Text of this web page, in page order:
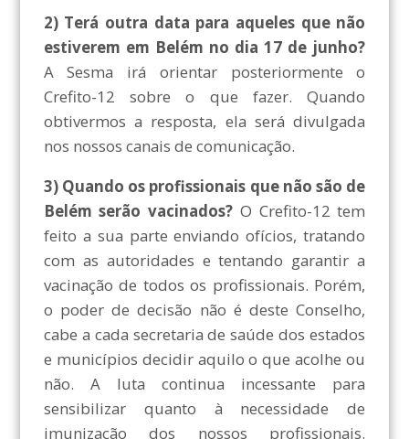
2) Terá outra data para aqueles que não
estiverem em Belém no dia 17 de junho?
A Sesma irá orientar posteriormente o
Crefito-12 sobre o que fazer. Quando
obtivermos a resposta, ela será divulgada
nos nossos canais de comunicação.
3) Quando os profissionais que não são de
Belém serão vacinados? O Crefito-12 tem
feito a sua parte enviando ofícios, tratando
com as autoridades e tentando garantir a
vacinação de todos os profissionais. Porém,
o poder de decisão não é deste Conselho,
cabe a cada secretaria de saúde dos estados
e municípios decidir aquilo o que acolhe ou
não. A luta continua incessante para
sensibilizar quanto à necessidade de
imunização dos nossos profissionais.